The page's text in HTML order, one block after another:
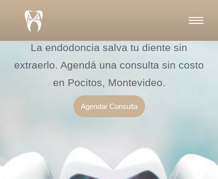
contenido
¿Tenés dolor de muela y no
querés perder el diente?
La endodoncia salva tu diente sin
extraerlo. Agendá una consulta sin costo
en Pocitos, Montevideo.
Agendar Consulta